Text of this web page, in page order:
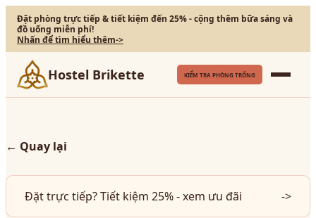
Đặt phòng trực tiếp & tiết kiệm đến 25% - cộng thêm bữa sáng và
đồ uống miễn phí!
Nhấn để tìm hiểu thêm->
Hostel Brikette KIỂM TRA PHÒNG TRỐNG
← Quay lại
Đặt trực tiếp? Tiết kiệm 25% - xem ưu đãi ->